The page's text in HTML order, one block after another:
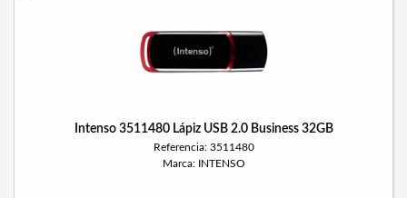
Intenso 3511480 Lápiz USB 2.0 Business 32GB
Referencia: 3511480
Marca: INTENSO